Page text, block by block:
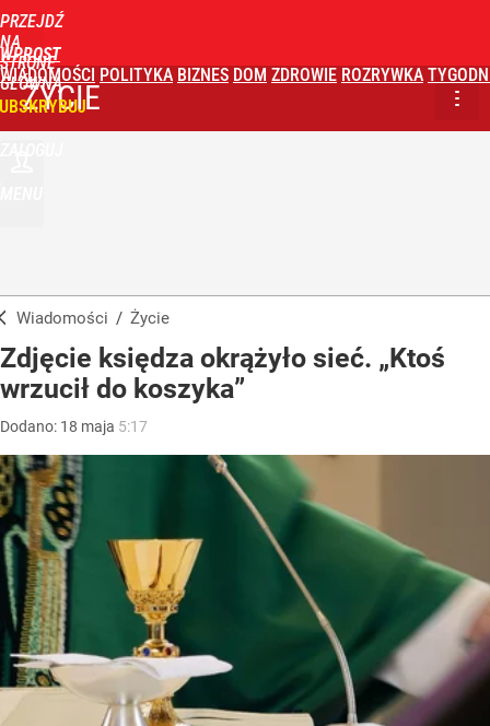
PRZEJDŹ
NA
STRONĘ
GŁÓWNĄ
WPROST
WIADOMOŚCI POLITYKA BIZNES DOM ZDROWIE ROZRYWKA
ŻYCIE
Wiadomości / Życie
Zdjęcie księdza okrążyło sieć. „Ktoś
wrzucił do koszyka”
Dodano: 18 maja 5:17